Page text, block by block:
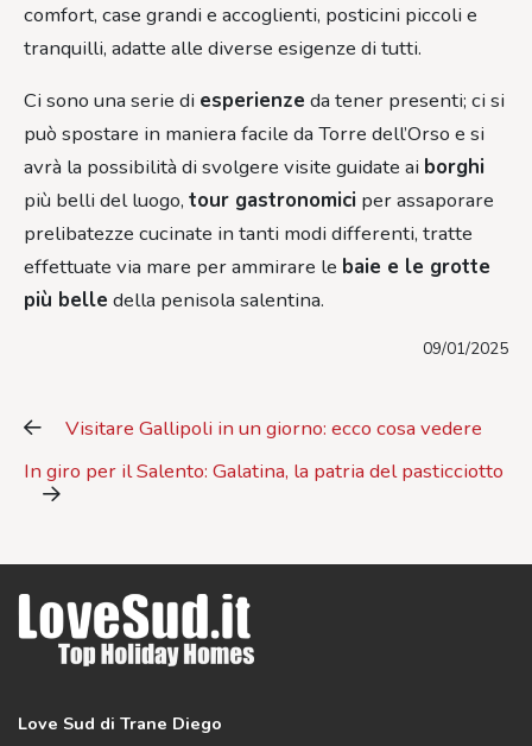
comfort, case grandi e accoglienti, posticini piccoli e
tranquilli, adatte alle diverse esigenze di tutti.
Ci sono una serie di esperienze da tener presenti; ci si
può spostare in maniera facile da Torre dell’Orso e si
avrà la possibilità di svolgere visite guidate ai borghi
più belli del luogo, tour gastronomici per assaporare
prelibatezze cucinate in tanti modi differenti, tratte
effettuate via mare per ammirare le baie e le grotte
più belle della penisola salentina.
09/01/2025
Visitare Gallipoli in un giorno: ecco cosa vedere
In giro per il Salento: Galatina, la patria del pasticciotto
Love Sud di Trane Diego